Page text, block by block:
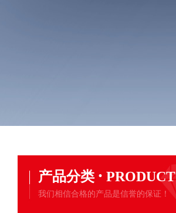
产品分类 · PRODUCT
我们相信合格的产品是信誉的保证！